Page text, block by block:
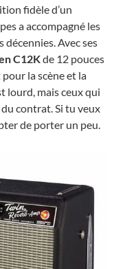
fidèle d’un
a accompagné les
Avec ses
C12Kde 12 pouces
la scène et la
lourd, mais ceux qui
contrat. Si tu veux
de porter un peu.